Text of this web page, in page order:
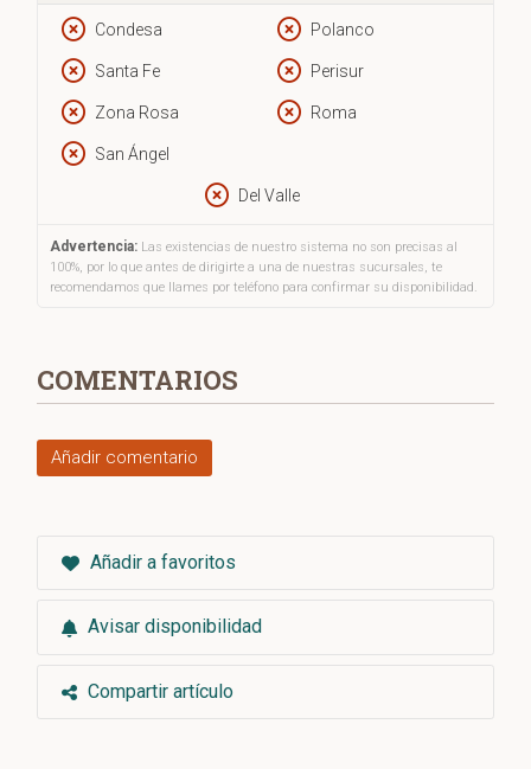
Condesa Polanco
Santa Fe Perisur
Zona Rosa Roma
San Ángel
Del Valle
Advertencia: Las existencias de nuestro sistema no son precisas al
100%, por lo que antes de dirigirte a una de nuestras sucursales, te
recomendamos que llames por teléfono para confirmar su disponibilidad.
COMENTARIOS
Añadir comentario
Añadir a favoritos
Avisar disponibilidad
Compartir artículo